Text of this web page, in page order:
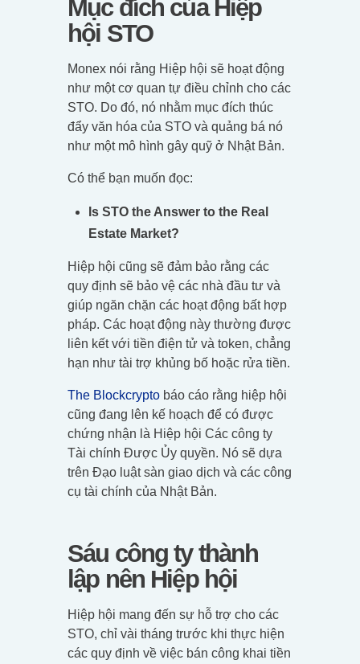
Mục đích của Hiệp
hội STO
Monex nói rằng Hiệp hội sẽ hoạt động
như một cơ quan tự điều chỉnh cho các
STO. Do đó, nó nhằm mục đích thúc
đẩy văn hóa của STO và quảng bá nó
như một mô hình gây quỹ ở Nhật Bản.
Có thể bạn muốn đọc:
Is STO the Answer to the Real
Estate Market?
Hiệp hội cũng sẽ đảm bảo rằng các
quy định sẽ bảo vệ các nhà đầu tư và
giúp ngăn chặn các hoạt động bất hợp
pháp. Các hoạt động này thường được
liên kết với tiền điện tử và token, chẳng
hạn như tài trợ khủng bố hoặc rửa tiền.
The Blockcrypto báo cáo rằng hiệp hội
cũng đang lên kế hoạch để có được
chứng nhận là Hiệp hội Các công ty
Tài chính Được Ủy quyền. Nó sẽ dựa
trên Đạo luật sàn giao dịch và các công
cụ tài chính của Nhật Bản.
Sáu công ty thành
lập nên Hiệp hội
Hiệp hội mang đến sự hỗ trợ cho các
STO, chỉ vài tháng trước khi thực hiện
các quy định về việc bán công khai tiền